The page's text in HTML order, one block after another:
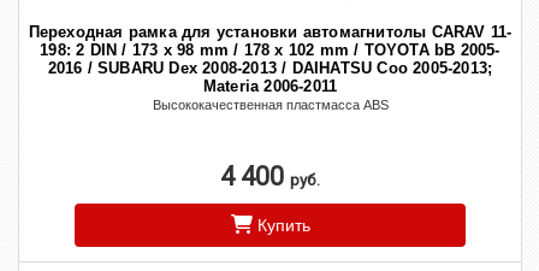
Переходная рамка для установки автомагнитолы CARAV 11-
198: 2 DIN / 173 x 98 mm / 178 x 102 mm / TOYOTA bB 2005-
2016 / SUBARU Dex 2008-2013 / DAIHATSU Coo 2005-2013;
Materia 2006-2011
Высококачественная пластмасса ABS
4 400 руб.
Купить